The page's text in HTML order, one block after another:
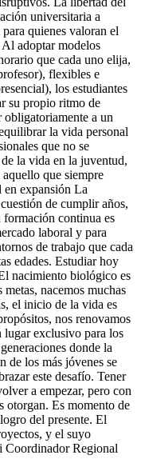
universitaria a
quienes valoran el
adoptar modelos
que cada uno elija,
flexibles e
los estudiantes
su propio ritmo de
obligatoriamente a un
la vida personal
que no se
la vida en la juventud,
que siempre
expansión La
de cumplir años,
formación continua es
laboral y para
de trabajo que cada
edades. Estudiar hoy
nacimiento biológico es
nacemos muchas
el inicio de la vida es
nos renovamos
lugar exclusivo para los
donde la
de los más jóvenes se
este desafío. Tener
a empezar, pero con
otorgan. Es momento de
del presente. El
y el suyo
Coordinador Regional